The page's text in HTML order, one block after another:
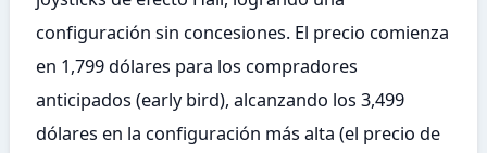
configuración sin concesiones. El precio comienza
en 1,799 dólares para los compradores
anticipados (early bird), alcanzando los 3,499
dólares en la configuración más alta (el precio de